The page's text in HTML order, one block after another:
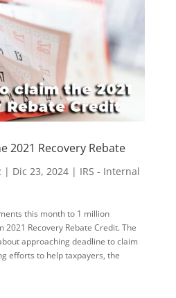
2021 Recovery Rebate
| Dic 23, 2024| IRS - Internal
this month to 1 million
Recovery Rebate Credit. The
approaching deadline to claim
efforts to help taxpayers, the